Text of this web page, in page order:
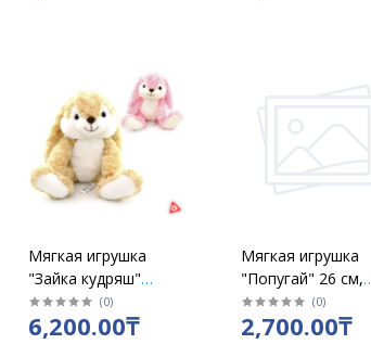
Мягкая игрушка
"Зайка кудряш"
бежевый, высота 50
см
(0)
6,200.00₸
Мягкая игрушка
"Попугай" 26 см,
ассорти
(0)
2,700.00₸